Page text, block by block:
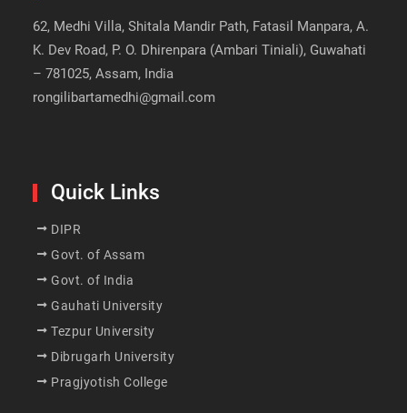
62, Medhi Villa, Shitala Mandir Path, Fatasil Manpara, A.
K. Dev Road, P. O. Dhirenpara (Ambari Tiniali), Guwahati
– 781025, Assam, India
rongilibartamedhi@gmail.com
Quick Links
DIPR
Govt. of Assam
Govt. of India
Gauhati University
Tezpur University
Dibrugarh University
Pragjyotish College